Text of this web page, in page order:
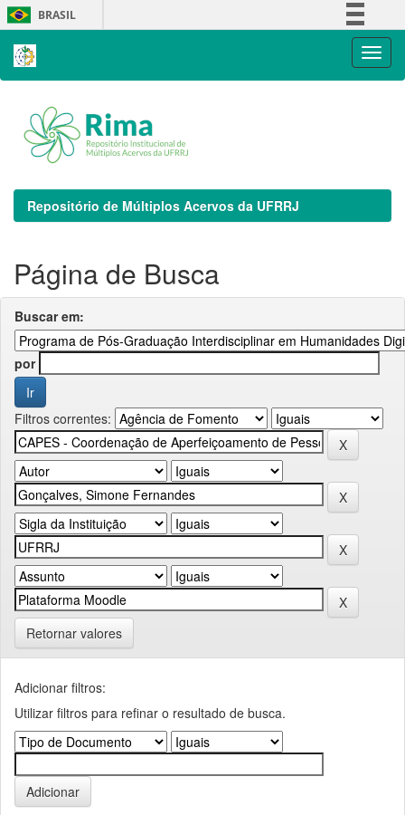
Skip
navigation
BRASIL
Repositório de Múltiplos Acervos da UFRRJ
Página de Busca
Buscar em:
por
Filtros correntes:
Retornar valores
Adicionar filtros:
Utilizar filtros para refinar o resultado de busca.